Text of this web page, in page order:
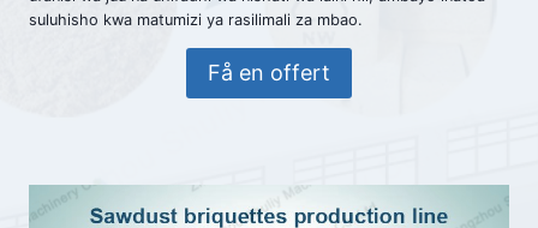
suluhisho kwa matumizi ya rasilimali za mbao.
Få en offert